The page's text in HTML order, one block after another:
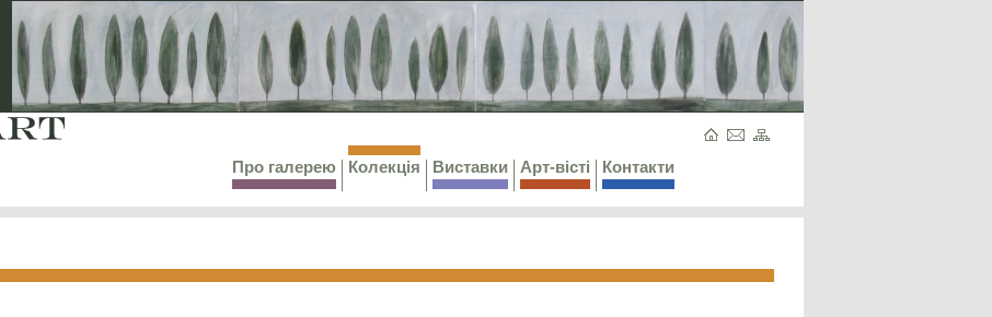
Про галерею Колекція Виставки Арт-вісті Контакти